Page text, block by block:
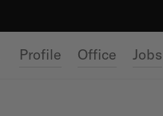
Profile Office Jobs